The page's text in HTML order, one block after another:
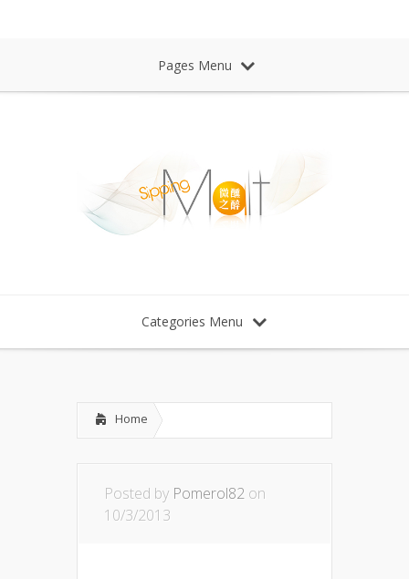
Pages Menu
Categories Menu
Home
Posted by Pomerol82 on
10/3/2013